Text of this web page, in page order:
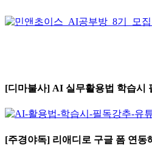
[디마불사] AI 실무활용법 학습시
[주경야독] 리애디로 구글 폼 연동